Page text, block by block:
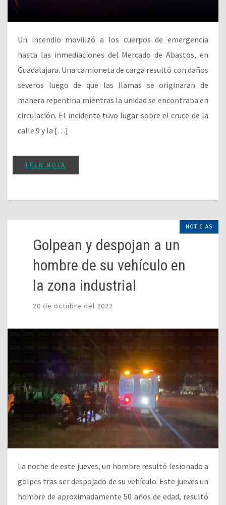
Un incendio movilizó a los cuerpos de emergencia
hasta las inmediaciones del Mercado de Abastos, en
Guadalajara. Una camioneta de carga resultó con daños
severos luego de que las llamas se originaran de
manera repentina mientras la unidad se encontraba en
circulación. El incidente tuvo lugar sobre el cruce de la
calle 9 y la […]
LEER NOTA
NOTICIAS
Golpean y despojan a un
hombre de su vehículo en
la zona industrial
20 de octubre del 2022
La noche de este jueves, un hombre resultó lesionado a
golpes tras ser despojado de su vehículo. Este jueves un
hombre de aproximadamente 50 años de edad, resultó